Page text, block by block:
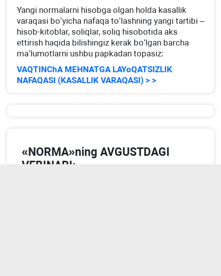
Yangi normalarni hisobga olgan holda kasallik
varaqasi boʻyicha nafaqa toʻlashning yangi tartibi –
hisob-kitoblar, soliqlar, soliq hisobotida aks
ettirish haqida bilishingiz kerak boʻlgan barcha
ma’lumotlarni ushbu papkadan topasiz:
VAQTINChA MEHNATGA LAYoQATSIZLIK
NAFAQASI (KASALLIK VARAQASI) > >
«NORMA»ning AVGUSTDAGI
VEBINARI: